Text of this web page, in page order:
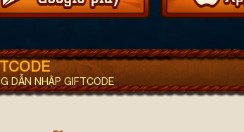
DẪN NHẬP GIFTCODE